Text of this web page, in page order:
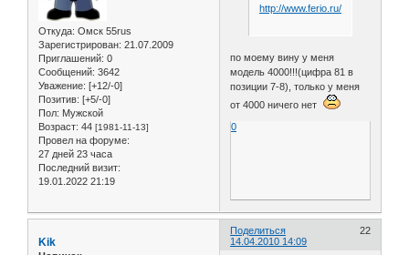
Откуда: Омск 55rus
Зарегистрирован: 21.07.2009
Приглашений: 0
Сообщений: 3642
Уважение: [+12/-0]
Позитив: [+5/-0]
Пол: Мужской
Возраст: 44 [1981-11-13]
Провел на форуме:
27 дней 23 часа
Последний визит:
19.01.2022 21:19
http://www.ferio.ru/art_audi_1.html
по моему вину у меня
модель 4000!!!(цифра 81 в
позиции 7-8), только у меня
от 4000 ничего нет
0
Поделиться
22
14.04.2010 14:09
Kik